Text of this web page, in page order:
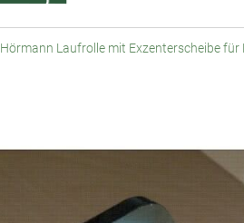
Hörmann Laufrolle mit Exzenterscheibe für